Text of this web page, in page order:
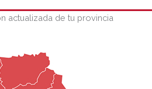
actualizada de tu provincia